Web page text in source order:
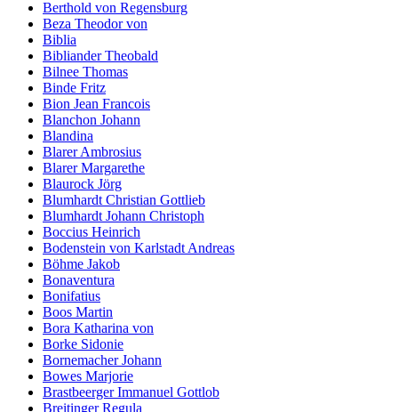
Berthold von Regensburg
Beza Theodor von
Biblia
Bibliander Theobald
Bilnee Thomas
Binde Fritz
Bion Jean Francois
Blanchon Johann
Blandina
Blarer Ambrosius
Blarer Margarethe
Blaurock Jörg
Blumhardt Christian Gottlieb
Blumhardt Johann Christoph
Boccius Heinrich
Bodenstein von Karlstadt Andreas
Böhme Jakob
Bonaventura
Bonifatius
Boos Martin
Bora Katharina von
Borke Sidonie
Bornemacher Johann
Bowes Marjorie
Brastbeerger Immanuel Gottlob
Breitinger Regula